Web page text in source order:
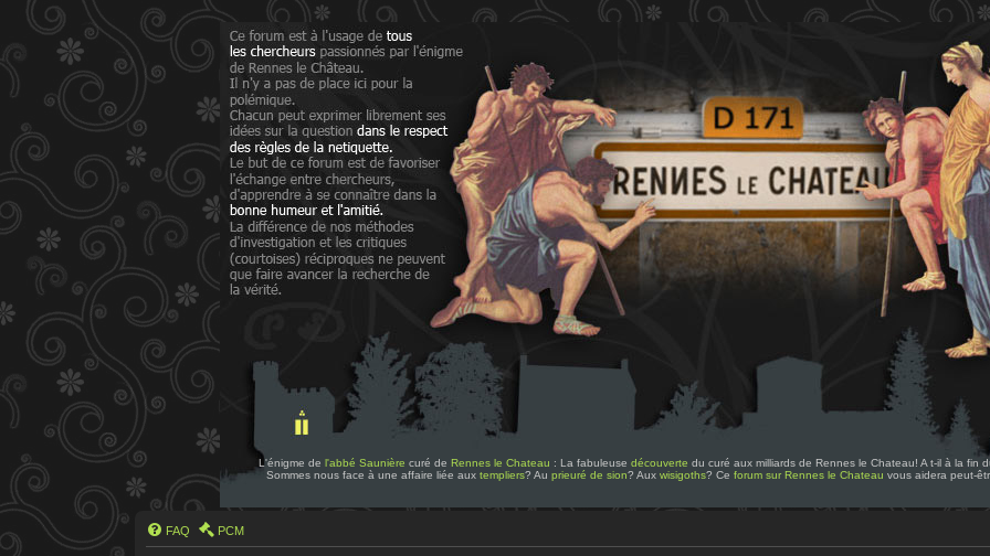
L'énigme de l'abbé Saunière curé de Rennes le Chateau : La fabuleuse découverte du curé aux milliards de Rennes le Chateau! A t-il à la fin
Sommes nous face à une affaire liée aux templiers? Au prieuré de sion? Aux wisigoths? Ce forum sur Rennes le Chateau vous aidera peut-
FAQ PCM